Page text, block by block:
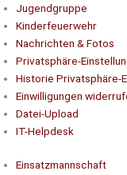
Jugendgruppe
Kinderfeuerwehr
Nachrichten & Fotos
Privatsphäre-
Historie Privatsphäre-
Einwilligungen
Datei-Upload
IT-Helpdesk
Einsatzmannschaft